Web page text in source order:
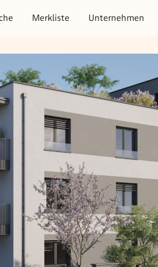
Merkliste Unternehmen